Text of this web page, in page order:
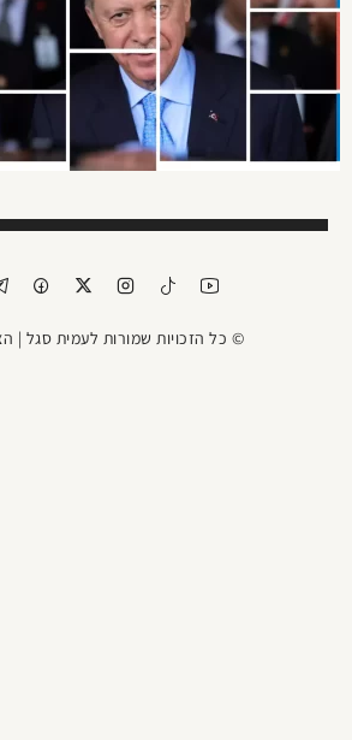
© כל הזכויות שמורות לעמית סגל | הצהרת נגישות